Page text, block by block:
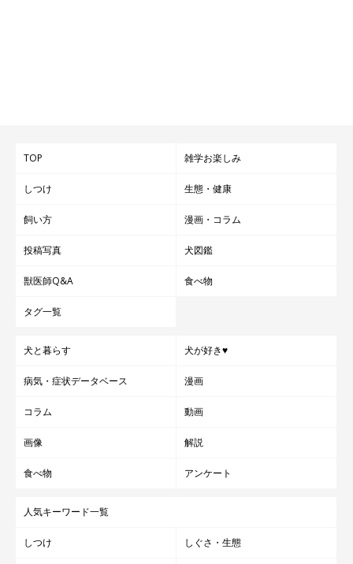
TOP 雑学お楽しみ
しつけ 生態・健康
飼い方 漫画・コラム
投稿写真 犬図鑑
獣医師Q&A 食べ物
タグ一覧
犬と暮らす 犬が好き♥
病気・症状データベース 漫画
コラム 動画
画像 解説
食べ物 アンケート
人気キーワード一覧
しつけ しぐさ・生態